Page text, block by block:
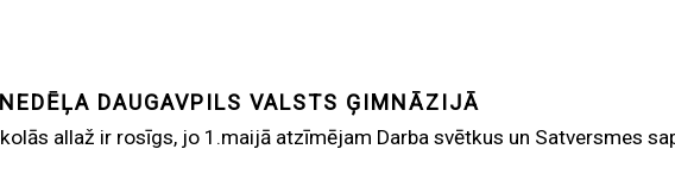
DAUGAVPILS VALSTS ĢIMNĀZIJĀ
allaž ir rosīgs, jo 1.maijā atzīmējam Darba svētkus un Satversmes